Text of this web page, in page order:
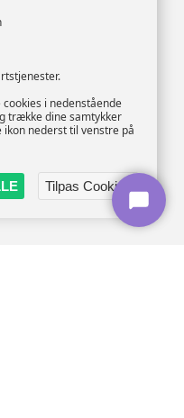
i nedenstående
trække dine samtykker
nederst til venstre på
Tilpas Cookies